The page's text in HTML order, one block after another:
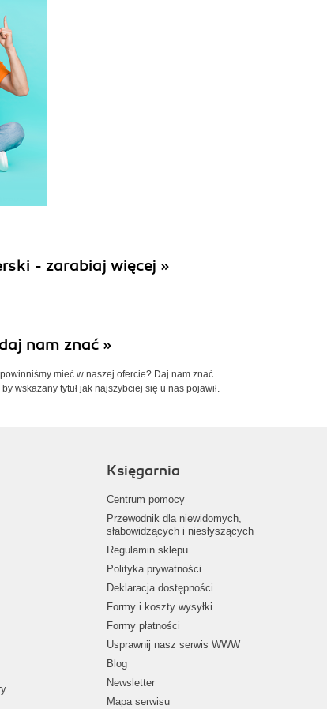
- zarabiaj więcej »
nam znać »
mieć w naszej ofercie? Daj nam znać.
wskazany tytuł jak najszybciej się u nas pojawił.
Księgarnia
Centrum pomocy
Przewodnik dla niewidomych,
słabowidzących i niesłyszących
Regulamin sklepu
Polityka prywatności
Deklaracja dostępności
Formy i koszty wysyłki
Formy płatności
Usprawnij nasz serwis WWW
Blog
Newsletter
Mapa serwisu